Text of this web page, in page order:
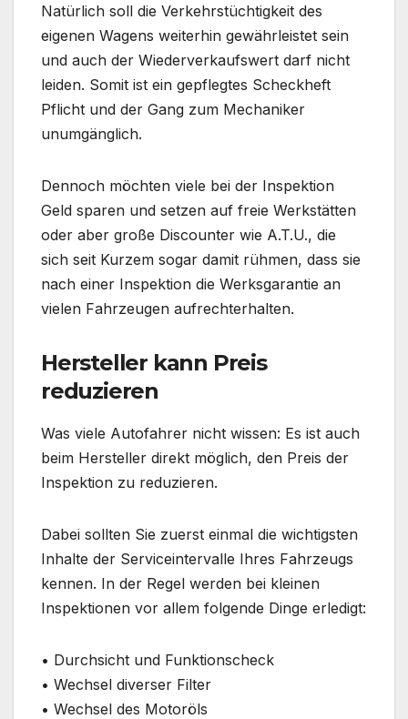
Natürlich soll die Verkehrstüchtigkeit des
eigenen Wagens weiterhin gewährleistet sein
und auch der Wiederverkaufswert darf nicht
leiden. Somit ist ein gepflegtes Scheckheft
Pflicht und der Gang zum Mechaniker
unumgänglich.
Dennoch möchten viele bei der Inspektion
Geld sparen und setzen auf freie Werkstätten
oder aber große Discounter wie A.T.U., die
sich seit Kurzem sogar damit rühmen, dass sie
nach einer Inspektion die Werksgarantie an
vielen Fahrzeugen aufrechterhalten.
Hersteller kann Preis
reduzieren
Was viele Autofahrer nicht wissen: Es ist auch
beim Hersteller direkt möglich, den Preis der
Inspektion zu reduzieren.
Dabei sollten Sie zuerst einmal die wichtigsten
Inhalte der Serviceintervalle Ihres Fahrzeugs
kennen. In der Regel werden bei kleinen
Inspektionen vor allem folgende Dinge erledigt:
• Durchsicht und Funktionscheck
• Wechsel diverser Filter
• Wechsel des Motoröls